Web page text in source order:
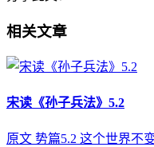
相关文章
宋读《孙子兵法》5.2
原文 势篇5.2 这个世界不